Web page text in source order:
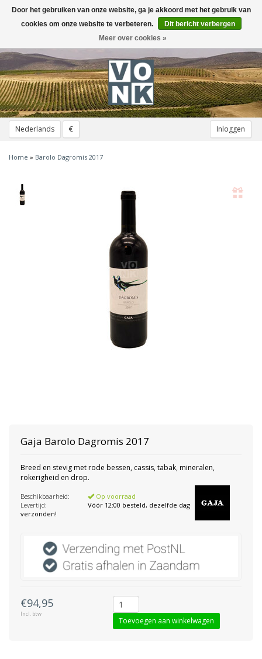
Nederlands € Inloggen
Toggle
navigation
Home » Barolo Dagromis 2017
Gaja Barolo Dagromis 2017
Breed en stevig met rode bessen, cassis, tabak, mineralen,
rokerigheid en drop.
Beschikbaarheid:
Op voorraad
Levertijd:
Vóór 12:00 besteld, dezelfde dag
verzonden!
€94,95
Incl. btw
Toevoegen aan winkelwagen
Door het gebruiken van onze website, ga je akkoord met het gebruik van
cookies om onze website te verbeteren.
Dit bericht verbergen
Meer over cookies »